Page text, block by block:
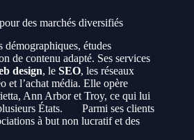
des marchés diversifiés
démographiques, études
de contenu adapté. Ses services
design, le SEO, les réseaux
et l’achat média. Elle opère
Ann Arbor et Troy, ce qui lui
États.
Parmi ses clients
à but non lucratif et des